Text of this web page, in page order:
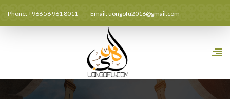
Phone: +966 56 961 8011 Email:uongofu2016@gmail.com